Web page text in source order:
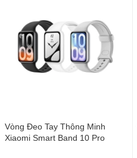
Vòng Đeo Tay Thông Minh
Xiaomi Smart Band 10 Pro